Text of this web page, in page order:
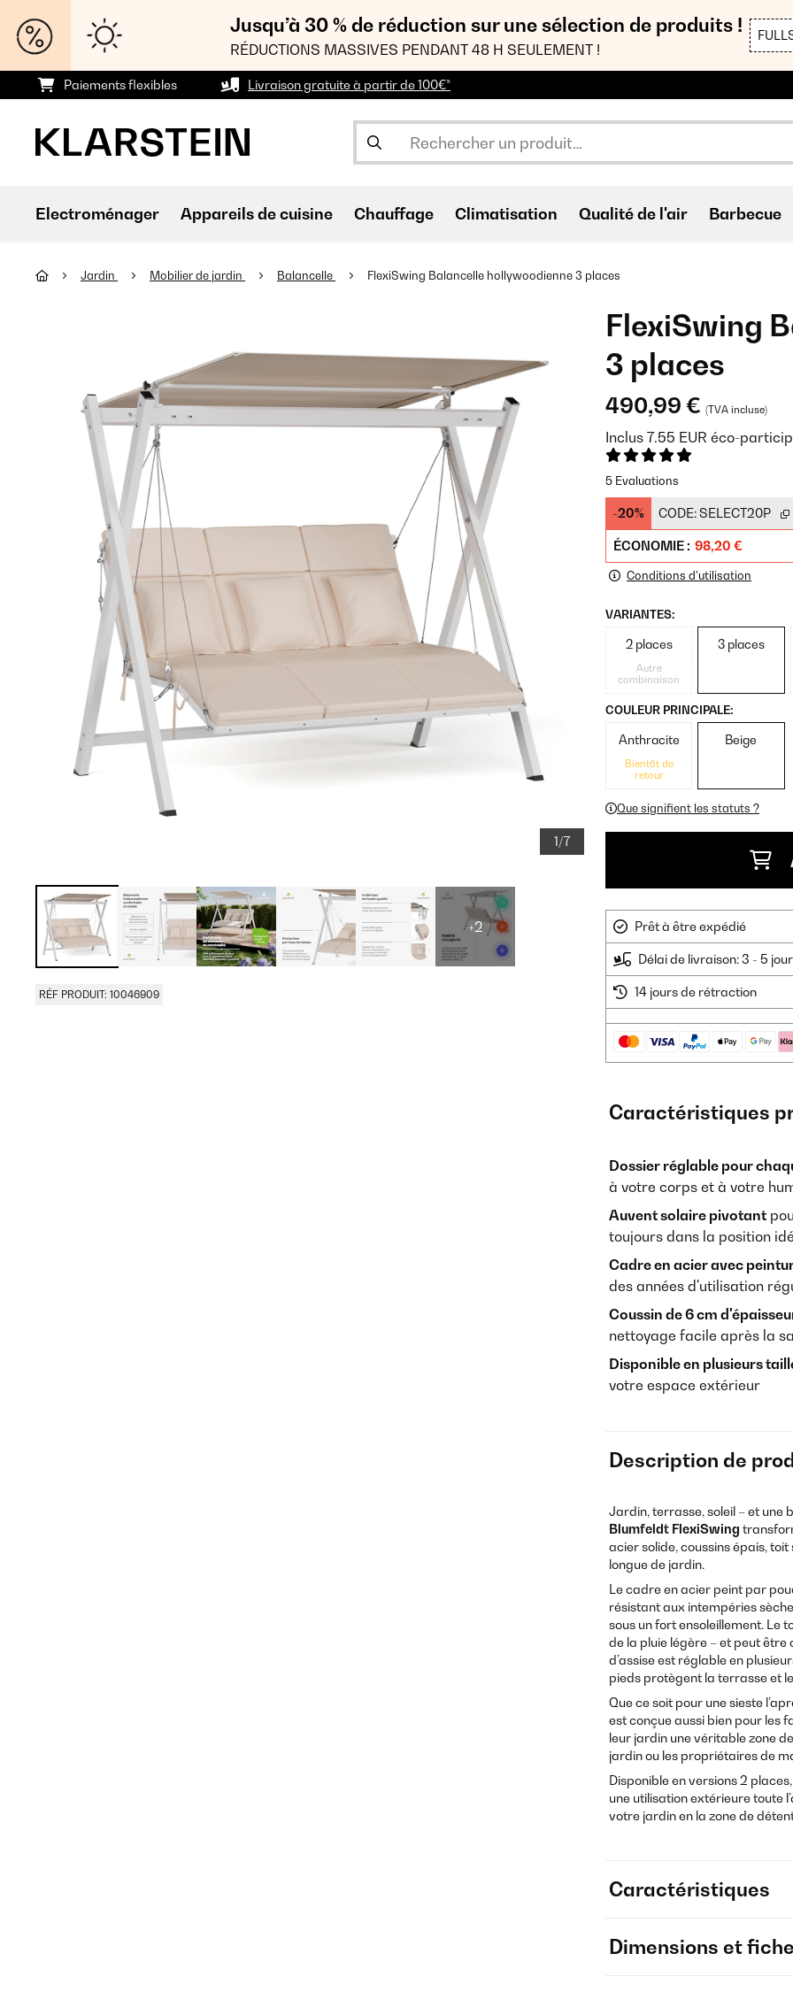
Jusqu’à 30 % de réduction sur une sélection de produits !
RÉDUCTIONS MASSIVES PENDANT 48 H SEULEMENT !
Paiements flexibles Livraison gratuite à partir de 100€*
Electroménager Appareils de cuisine Chauffage Climatisation Qualité de l'air Barbecue
Jardin Mobilier de jardin Balancelle FlexiSwing Balancelle hollywoodienne 3 places
1/7
+2
RÉF PRODUIT: 10046909
FlexiSwing
3 places
490,99 € (TVA incluse)
Inclus 7.55 EUR éco-
5 Evaluations
-20% CODE:SELECT20P
ÉCONOMIE : 98,20 €
Conditions d'utilisation
VARIANTES:
2 places
Autre
combinaison
3 places
COULEUR PRINCIPALE:
Anthracite
Bientôt de
retour
Beige
Que signifient les statuts ?
Prêt à être expédié
Délai de livraison: 3 - 5
14 jours de rétraction
Caractéristiques
Dossier réglable pour
à votre corps et à votre
Auvent solaire pivotant
toujours dans la position
Cadre en acier avec
des années d'utilisation
Coussin de 6 cm
nettoyage facile après la
Disponible en plusieurs
votre espace extérieur
Description de
Jardin, terrasse, soleil – et une
Blumfeldt FlexiSwing
acier solide, coussins épais,
longue de jardin.
Le cadre en acier peint par
résistant aux intempéries
sous un fort ensoleillement. Le
de la pluie légère – et peut être
d’assise est réglable en
pieds protègent la terrasse et
Que ce soit pour une sieste
est conçue aussi bien pour les
leur jardin une véritable zone
jardin ou les propriétaires de
Disponible en versions 2
une utilisation extérieure toute
votre jardin en la zone de
Caractéristiques
Dimensions et